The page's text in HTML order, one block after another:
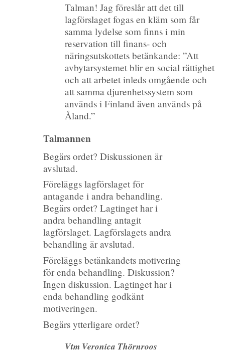
Talman! Jag föreslår att det till
lagförslaget fogas en kläm som får
samma lydelse som finns i min
reservation till finans- och
näringsutskottets betänkande: ”Att
avbytarsystemet blir en social rättighet
och att arbetet inleds omgående och
att samma djurenhetssystem som
används i Finland även används på
Åland.”
Talmannen
Begärs ordet? Diskussionen är
avslutad.
Föreläggs lagförslaget för
antagande i andra behandling.
Begärs ordet? Lagtinget har i
andra behandling antagit
lagförslaget. Lagförslagets andra
behandling är avslutad.
Föreläggs betänkandets motivering
för enda behandling. Diskussion?
Ingen diskussion. Lagtinget har i
enda behandling godkänt
motiveringen.
Begärs ytterligare ordet?
Vtm Veronica Thörnroos